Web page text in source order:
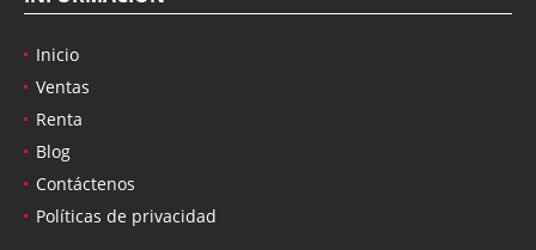
Inicio
Ventas
Renta
Blog
Contáctenos
Políticas de privacidad